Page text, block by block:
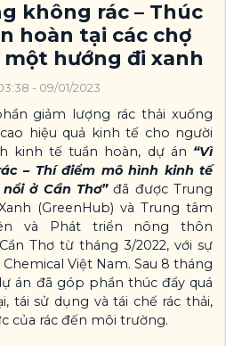
không rác – Thúc
hoàn tại các chợ
một hướng đi xanh
- 09/01/2023
giảm lượng rác thải xuống
hiệu quả kinh tế cho người
kinh tế tuần hoàn, dự án “Vì
– Thí điểm mô hình kinh tế
ở Cần Thơ”đã được Trung
(GreenHub) và Trung tâm
và Phát triển nông thôn
Thơ từ tháng 3/2022, với sự
Việt Nam. Sau 8 tháng
án đã góp phần thúc đẩy quá
tái sử dụng và tái chế rác thải,
của rác đến môi trường.